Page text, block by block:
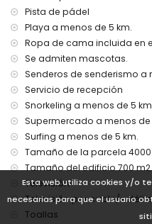
Esta web utiliza cookies y/o
necesarias para que el usuario
se permiten mascotas
El alojamiento es muy
Servicios y comodidades
de esta villa de lujo
internet (WiFi)
plancha y tabla de
ropa de cama y toallas
servicio de recepción y
cancha de pádel y
ping pong
calefacción central y
Servicios y comodidades
servicio de transporte al
servicio de lavandería
Pista de pádel
Playa a menos de 5 km.
Ropa de cama incluida en
Se admiten mascotas.
Senderos de senderismo a
Servicio de recepción
Snorkeling a menos de 5
Supermercado a menos de
Surfing a menos de 5 km.
Tamaño de la parcela 4000
Tamaño del edificio 700 m2.
Televisión
Televisión por cable/satélite
Toallas